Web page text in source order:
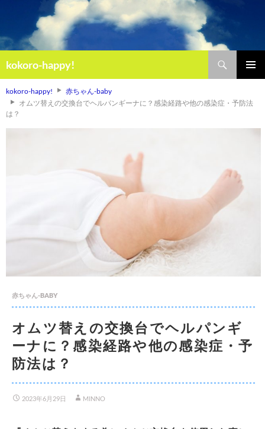
kokoro-happy!
索
ン
テ
ン
kokoro-happy!
赤ちゃん-baby
オムツ替えの交換台でヘルパンギーナに？感染経路や他の感染症・予防法
は？
赤ちゃん-BABY
オムツ替えの交換台でヘルパンギ
ーナに？感染経路や他の感染症・予
防法は？
2023年6月29日 MINNO